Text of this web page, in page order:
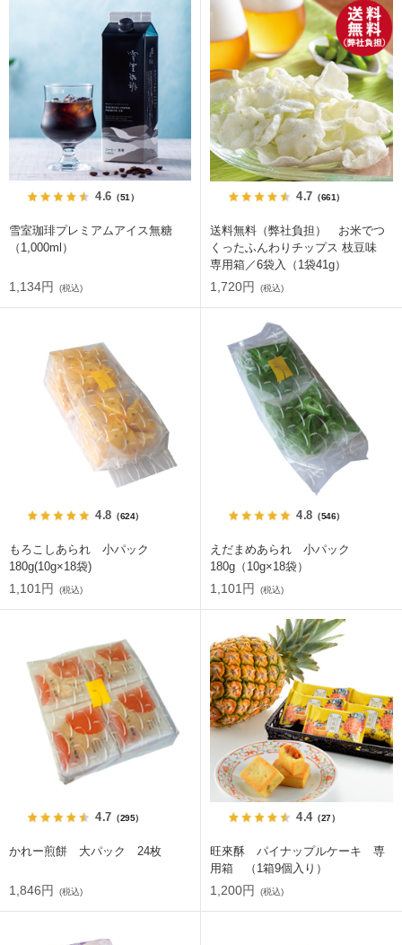
4.6（51）
雪室珈琲プレミアムアイス無糖
（1,000ml）
1,134円 (税込)
4.7 （661）
送料無料（弊社負担） お米でつ
くったふんわりチップス 枝豆味
専用箱／6袋入（1袋41g）
1,720円 (税込)
4.8（624）
もろこしあられ 小パック
180g(10g×18袋)
1,101円 (税込)
4.8 （546）
えだまめあられ 小パック
180g（10g×18袋）
1,101円 (税込)
4.7 （295）
かれー煎餅 大パック 24枚
1,846円 (税込)
4.4（27）
旺來酥 パイナップルケーキ 専
用箱 （1箱9個入り）
1,200円 (税込)